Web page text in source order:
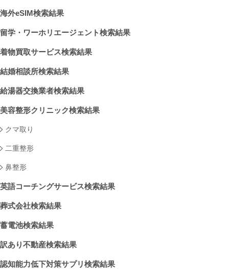
海外eSIM検索結果
留学・ワーホリエージェント検索結果
着物買取サービス検索結果
結婚相談所検索結果
給湯器交換業者検索結果
美容整形クリニック検索結果
クマ取り
二重整形
鼻整形
英語コーチングサービス検索結果
葬式会社検索結果
蓄電池検索結果
訳あり不動産検索結果
認知能力低下対策サプリ検索結果